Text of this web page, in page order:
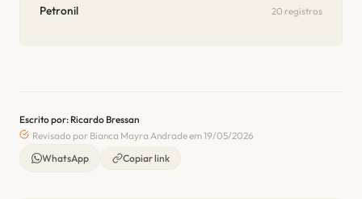
Petronil 20 registros
Escrito por: Ricardo Bressan
Revisado por Bianca Mayra Andrade em 19/05/2026
WhatsApp
Copiar link